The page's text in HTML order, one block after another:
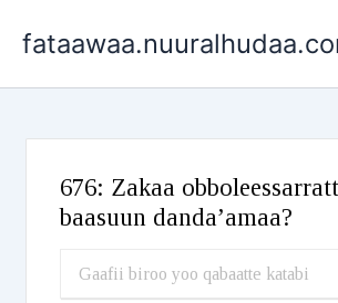
676: Zakaa
baasuun danda’amaa?